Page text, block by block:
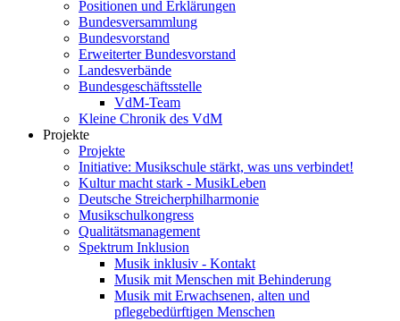
Positionen und Erklärungen
Bundesversammlung
Bundesvorstand
Erweiterter Bundesvorstand
Landesverbände
Bundesgeschäftsstelle
VdM-Team
Kleine Chronik des VdM
Projekte
Projekte
Initiative: Musikschule stärkt, was uns verbindet!
Kultur macht stark - MusikLeben
Deutsche Streicherphilharmonie
Musikschulkongress
Qualitätsmanagement
Spektrum Inklusion
Musik inklusiv - Kontakt
Musik mit Menschen mit Behinderung
Musik mit Erwachsenen, alten und
pflegebedürftigen Menschen